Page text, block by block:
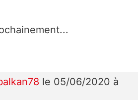
le 05/06/2020 à